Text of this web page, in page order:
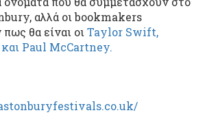
αλλά οι bookmakers
πως θα είναι οιTaylor Swift,
Paul McCartney.